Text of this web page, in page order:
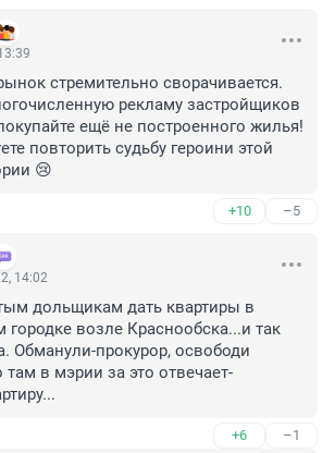
стремительно сворачивается.
рекламу застройщиков
ещё не построенного жилья!
повторить судьбу героини этой
😢
+10 –5
14:02
дольщикам дать квартиры в
городке возле Краснообска...и так
Обманули-прокурор, освободи
там в мэрии за это отвечает-
+6 –1